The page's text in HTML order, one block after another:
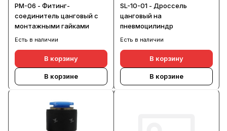
PM-06 - Фитинг-
соединитель цанговый с
монтажными гайками
Есть в наличии
В корзину
В корзине
SL-10-01 - Дроссель
цанговый на
пневмоцилиндр
Есть в наличии
В корзину
В корзине